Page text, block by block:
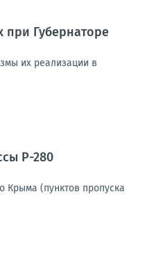
при Губернаторе
их реализации в
Р-280
Крыма (пунктов пропуска